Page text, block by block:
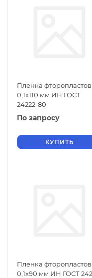
Пленка
0,1х110 мм ИН ГОСТ
24222-80
По запросу
КУПИТЬ
Пленка
0,1х90 мм ИН ГОСТ